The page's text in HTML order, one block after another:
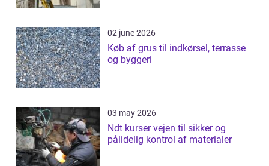
02 june 2026
Køb af grus til indkørsel, terrasse
og byggeri
03 may 2026
Ndt kurser vejen til sikker og
pålidelig kontrol af materialer